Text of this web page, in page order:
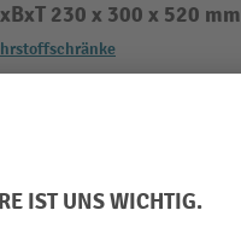
230 x 300 x 520 mm
Segment